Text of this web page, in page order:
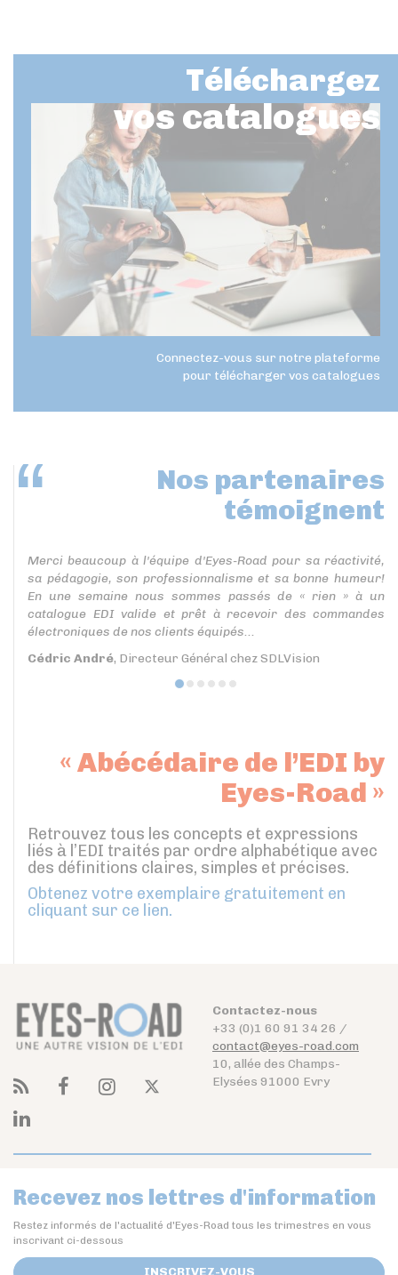
Téléchargez
vos catalogues
Connectez-vous sur notre plateforme
pour télécharger vos catalogues
Nos partenaires
témoignent
Merci beaucoup à l'équipe d'Eyes-Road pour sa réactivité,
sa pédagogie, son professionnalisme et sa bonne humeur!
En une semaine nous sommes passés de « rien » à un
catalogue EDI valide et prêt à recevoir des commandes
électroniques de nos clients équipés...
Cédric André, Directeur Général chez SDLVision
« Abécédaire de l’EDI by
Eyes-Road »
Retrouvez tous les concepts et expressions
liés à l’EDI traités par ordre alphabétique avec
des définitions claires, simples et précises.
Obtenez votre exemplaire gratuitement en
cliquant sur ce lien.
Contactez-nous
+33 (0)1 60 91 34 26 /
contact@eyes-road.com
10, allée des Champs-
Elysées 91000 Evry
Recevez nos lettres d'information
Restez informés de l'actualité d'Eyes-Road tous les trimestres en vous
inscrivant ci-dessous